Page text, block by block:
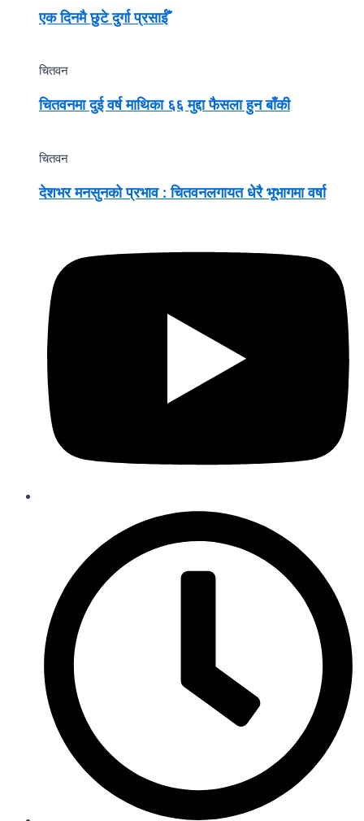
एक दिनमै छुटे दुर्गा प्रसाईँ
चितवन
चितवनमा दुई वर्ष माथिका ६६ मुद्दा फैसला हुन बाँकी
चितवन
देशभर मनसुनको प्रभाव : चितवनलगायत धेरै भूभागमा वर्षा